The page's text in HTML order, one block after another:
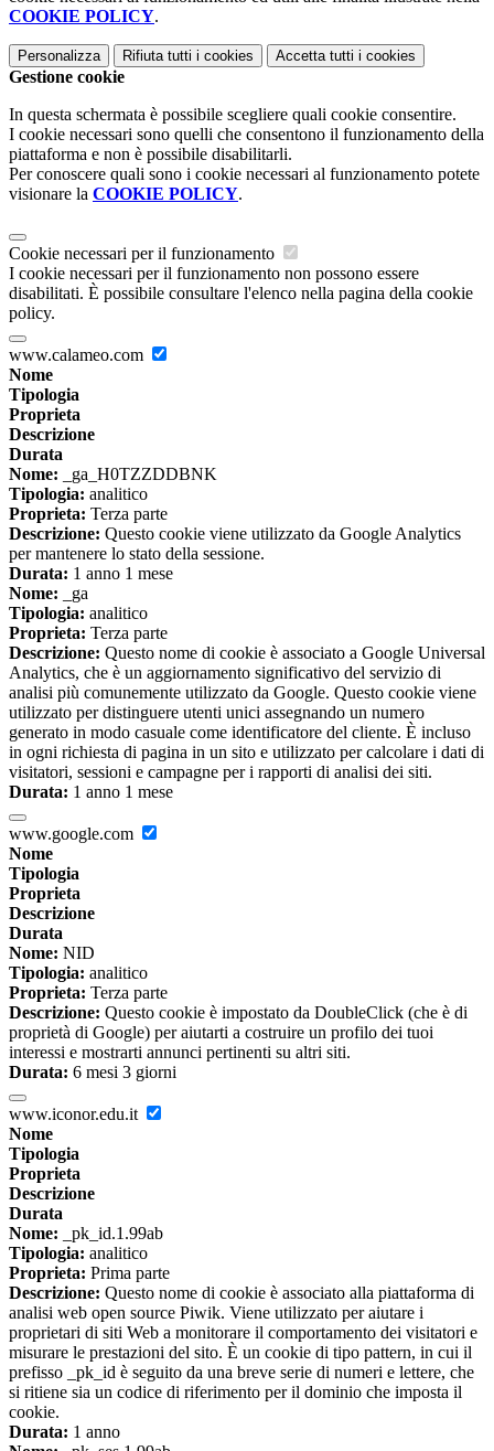
COOKIE POLICY.
Personalizza Rifiuta tutti i cookies Accetta tutti i cookies
Gestione cookie
In questa schermata è possibile scegliere quali cookie consentire.
I cookie necessari sono quelli che consentono il funzionamento della
piattaforma e non è possibile disabilitarli.
Per conoscere quali sono i cookie necessari al funzionamento potete
visionare la COOKIE POLICY.
Cookie necessari per il funzionamento
I cookie necessari per il funzionamento non possono essere
disabilitati. È possibile consultare l'elenco nella pagina della cookie
policy.
www.calameo.com
Nome
Tipologia
Proprieta
Descrizione
Durata
Nome: _ga_H0TZZDDBNK
Tipologia: analitico
Proprieta: Terza parte
Descrizione: Questo cookie viene utilizzato da Google Analytics
per mantenere lo stato della sessione.
Durata: 1 anno 1 mese
Nome: _ga
Tipologia: analitico
Proprieta: Terza parte
Descrizione: Questo nome di cookie è associato a Google Universal
Analytics, che è un aggiornamento significativo del servizio di
analisi più comunemente utilizzato da Google. Questo cookie viene
utilizzato per distinguere utenti unici assegnando un numero
generato in modo casuale come identificatore del cliente. È incluso
in ogni richiesta di pagina in un sito e utilizzato per calcolare i dati di
visitatori, sessioni e campagne per i rapporti di analisi dei siti.
Durata: 1 anno 1 mese
www.google.com
Nome
Tipologia
Proprieta
Descrizione
Durata
Nome: NID
Tipologia: analitico
Proprieta: Terza parte
Descrizione: Questo cookie è impostato da DoubleClick (che è di
proprietà di Google) per aiutarti a costruire un profilo dei tuoi
interessi e mostrarti annunci pertinenti su altri siti.
Durata: 6 mesi 3 giorni
www.iconor.edu.it
Nome
Tipologia
Proprieta
Descrizione
Durata
Nome: _pk_id.1.99ab
Tipologia: analitico
Proprieta: Prima parte
Descrizione: Questo nome di cookie è associato alla piattaforma di
analisi web open source Piwik. Viene utilizzato per aiutare i
proprietari di siti Web a monitorare il comportamento dei visitatori e
misurare le prestazioni del sito. È un cookie di tipo pattern, in cui il
prefisso _pk_id è seguito da una breve serie di numeri e lettere, che
si ritiene sia un codice di riferimento per il dominio che imposta il
cookie.
Durata: 1 anno